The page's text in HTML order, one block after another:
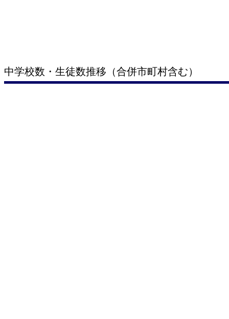
中学校数・生徒数推移（合併市町村含む）